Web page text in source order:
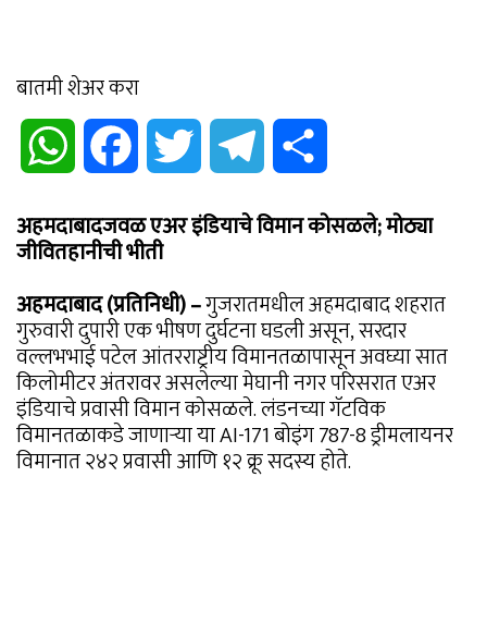
बातमी शेअर करा
WhatsApp Facebook Twitter Telegram
अहमदाबादजवळ एअर इंडियाचे विमान कोसळले; मोठ्या
जीवितहानीची भीती
अहमदाबाद (प्रतिनिधी) –गुजरातमधील अहमदाबाद शहरात
गुरुवारी दुपारी एक भीषण दुर्घटना घडली असून, सरदार
वल्लभभाई पटेल आंतरराष्ट्रीय विमानतळापासून अवघ्या सात
किलोमीटर अंतरावर असलेल्या मेघानी नगर परिसरात एअर
इंडियाचे प्रवासी विमान कोसळले. लंडनच्या गॅटविक
विमानतळाकडे जाणाऱ्या या AI-171 बोइंग 787-8 ड्रीमलायनर
विमानात २४२ प्रवासी आणि १२ क्रू सदस्य होते.